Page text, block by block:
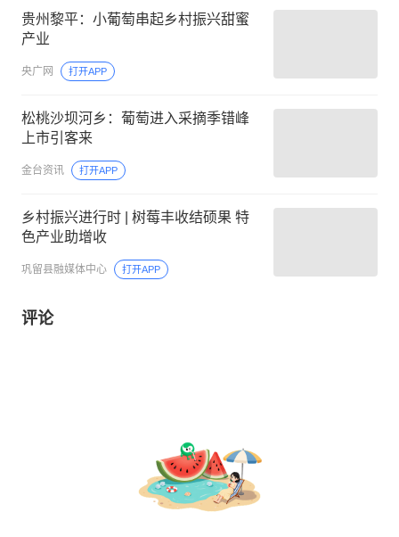
贵州黎平：小葡萄串起乡村振兴甜蜜
产业
央广网 打开APP
松桃沙坝河乡：葡萄进入采摘季错峰
上市引客来
金台资讯 打开APP
乡村振兴进行时 | 树莓丰收结硕果 特
色产业助增收
巩留县融媒体中心 打开APP
评论